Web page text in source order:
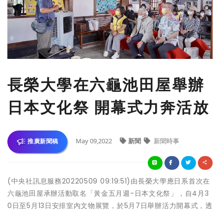
長榮大學在六龜池田屋舉辦
日本文化祭 開幕式力奔活放
推廣新聞稿 May 09,2022 新聞 新聞時事
(中央社訊息服務20220509 09:19:51)由長榮大學應日系首次在
六龜池田屋承辦活動取名「黃金五月週-日本文化祭」，自4月3
0日至5月13日安排室內文物展覽，於5月7日舉辦活力開幕式，透